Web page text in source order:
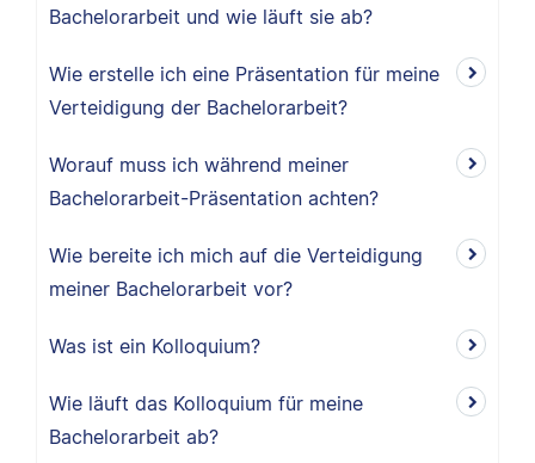
Bachelorarbeit und wie läuft sie ab?
Wie erstelle ich eine Präsentation für meine
Verteidigung der Bachelorarbeit?
Worauf muss ich während meiner
Bachelorarbeit-Präsentation achten?
Wie bereite ich mich auf die Verteidigung
meiner Bachelorarbeit vor?
Was ist ein Kolloquium?
Wie läuft das Kolloquium für meine
Bachelorarbeit ab?